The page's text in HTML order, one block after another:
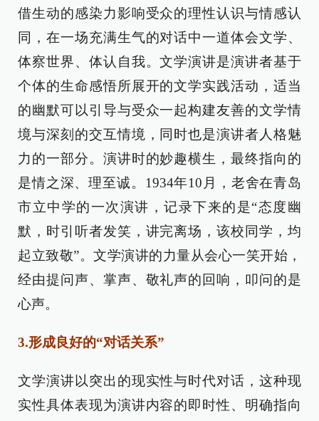
借生动的感染力影响受众的理性认识与情感认
同，在一场充满生气的对话中一道体会文学、
体察世界、体认自我。文学演讲是演讲者基于
个体的生命感悟所展开的文学实践活动，适当
的幽默可以引导与受众一起构建友善的文学情
境与深刻的交互情境，同时也是演讲者人格魅
力的一部分。演讲时的妙趣横生，最终指向的
是情之深、理至诚。1934年10月，老舍在青岛
市立中学的一次演讲，记录下来的是“态度幽
默，时引听者发笑，讲完离场，该校同学，均
起立致敬”。文学演讲的力量从会心一笑开始，
经由提问声、掌声、敬礼声的回响，叩问的是
心声。
3.形成良好的“对话关系”
文学演讲以突出的现实性与时代对话，这种现
实性具体表现为演讲内容的即时性、明确指向